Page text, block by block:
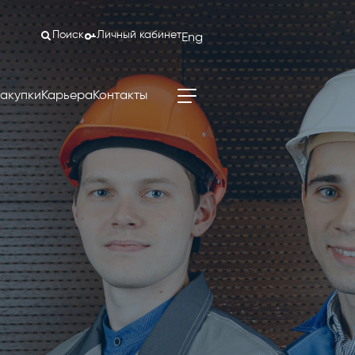
Поиск Личный кабинетEng
КарьераКонтакты